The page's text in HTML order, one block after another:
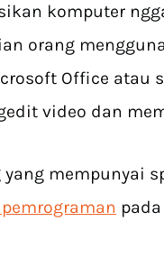
komputer
orang
Office atau
video dan
yang mempunyai